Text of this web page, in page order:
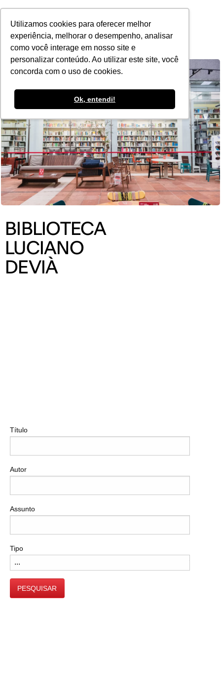
Utilizamos cookies para oferecer melhor
experiência, melhorar o desempenho, analisar
como você interage em nosso site e
personalizar conteúdo. Ao utilizar este site, você
concorda com o uso de cookies.
Ok, entendi!
POR
BIBLIOTECA
LUCIANO
DEVIÀ